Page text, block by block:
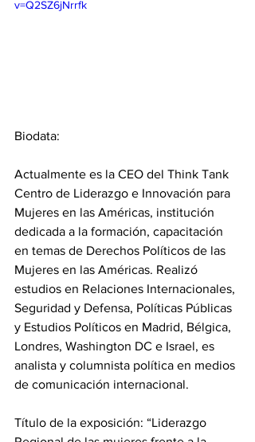
v=Q2SZ6jNrrfk
Biodata:
Actualmente es la CEO del Think Tank
Centro de Liderazgo e Innovación para
Mujeres en las Américas, institución
dedicada a la formación, capacitación
en temas de Derechos Políticos de las
Mujeres en las Américas. Realizó
estudios en Relaciones Internacionales,
Seguridad y Defensa, Políticas Públicas
y Estudios Políticos en Madrid, Bélgica,
Londres, Washington DC e Israel, es
analista y columnista política en medios
de comunicación internacional.
Título de la exposición: “Liderazgo